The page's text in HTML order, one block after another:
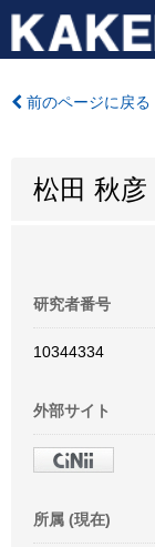
前のページに戻る
松田 秋彦
研究者番号
10344334
外部サイト
所属 (現在)